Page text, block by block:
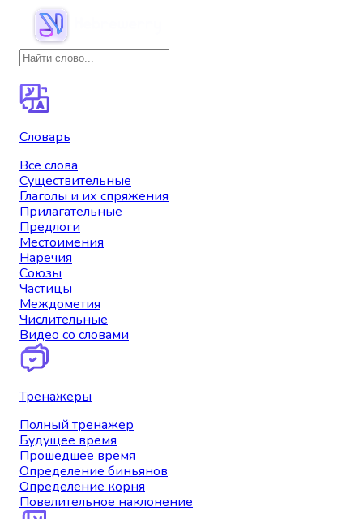
Словарь
Все слова
Существительные
Глаголы и их спряжения
Прилагательные
Предлоги
Местоимения
Наречия
Союзы
Частицы
Междометия
Числительные
Видео со словами
Тренажеры
Полный тренажер
Будущее время
Прошедшее время
Определение биньянов
Определение корня
Повелительное наклонение